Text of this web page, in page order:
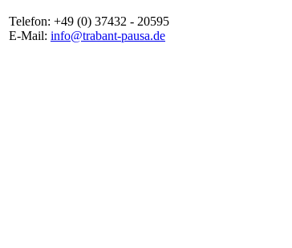
Telefon: +49 (0) 37432 - 20595
E-Mail: info@trabant-pausa.de